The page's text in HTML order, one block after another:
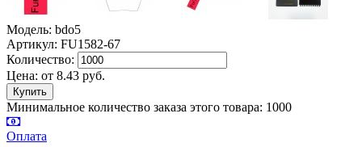
Модель: bdo5
Артикул: FU1582-67
Количество:
Цена: от 8.43 руб.
Минимальное количество заказа этого товара: 1000
Оплата